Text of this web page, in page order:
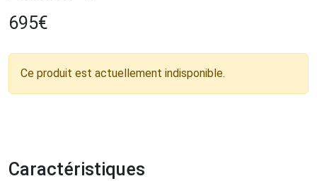
695€
Ce produit est actuellement indisponible.
Caractéristiques